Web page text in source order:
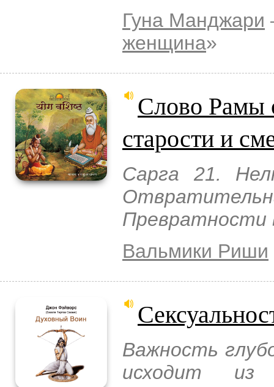
Гуна Манджари
женщина»
Слово Рамы
старости и
Сарга 21.
Превратности
Вальмики Риши
Важность
исходит из